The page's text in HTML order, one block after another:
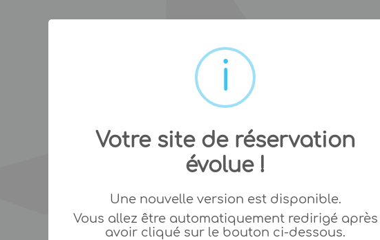
Votre site de réservation
évolue !
Une nouvelle version est disponible.
Vous allez être automatiquement redirigé après
avoir cliqué sur le bouton ci-dessous.